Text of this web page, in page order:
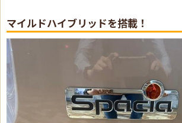
マイルドハイブリッドを搭載！